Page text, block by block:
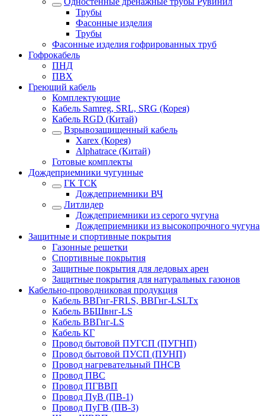
Трубы
Фасонные изделия
Трубы
Фасонные изделия гофрированных труб
Гофрокабель
ПНД
ПВХ
Греющий кабель
Комплектующие
Кабель Samreg, SRL, SRG (Корея)
Кабель RGD (Китай)
Взрывозащищенный кабель
Xarex (Корея)
Alphatrace (Китай)
Готовые комплекты
Дождеприемники чугунные
ГК ТСК
Дождеприемники ВЧ
Литлидер
Дождеприемники из серого чугуна
Дождеприемники из высокопрочного чугуна
Защитные и спортивные покрытия
Газонные решетки
Спортивные покрытия
Защитные покрытия для ледовых арен
Защитные покрытия для натуральных газонов
Кабельно-проводниковая продукция
Кабель ВВГнг-FRLS, ВВГнг-LSLTx
Кабель ВБШвнг-LS
Кабель ВВГнг-LS
Кабель КГ
Провод бытовой ПУГСП (ПУГНП)
Провод бытовой ПУСП (ПУНП)
Провод нагревательный ПНСВ
Провод ПВС
Провод ПГВВП
Провод ПуВ (ПВ-1)
Провод ПуГВ (ПВ-3)